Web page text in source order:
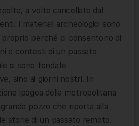
a volte cancellate dal
I materiali archeologici sono
proprio perché ci consentono di
e contesti di un passato
si sono fondate
sino ai giorni nostri. In
ipogea della metropolitana
pozzo che riporta alla
storie di un passato remoto.